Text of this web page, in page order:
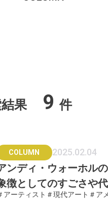
結果 9件
COLUMN 2025.02.04
ンディ・ウォーホル
徴としてのすごさや
アーティスト ＃現代アート ＃ア